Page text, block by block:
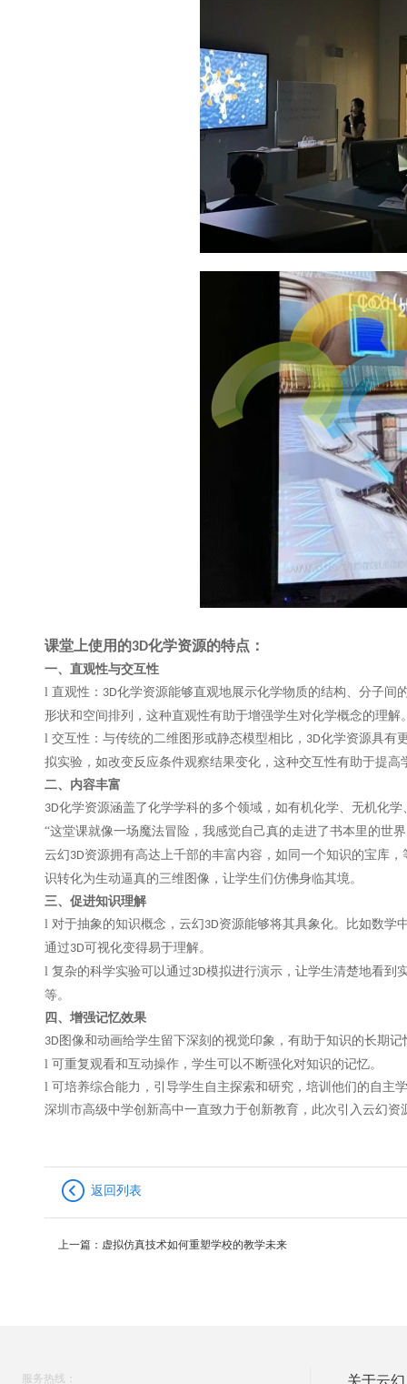
课堂上使用的3D化学资源的特点：
一、直观性与交互性
l 直观性： 3D化学资源能够直观地展示化学物质的结构、分子间
形状和空间排列，这种直观性有助于增强学生对化学概念的理解
l 交互性：与传统的二维图形或静态模型相比， 3D化学资源具有
拟实验，如改变反应条件观察结果变化，这种交互性有助于提高
二、内容丰富
3D化学资源涵盖了化学学科的多个领域，如有机化学、无机化
“这堂课就像一场魔法冒险，我感觉自己真的走进了书本里的世
云幻 3D资源拥有高达上千部的丰富内容，如同一个知识的宝库
识转化为生动逼真的三维图像，让学生们仿佛身临其境。
三、 促进知识理解
l 对于抽象的知识概念，云幻 3D资源能够将其具象化。比如数学
通过3D可视化变得易于理解。
l 复杂的科学实验可以通过3D模拟进行演示，让学生清楚地看到
等。
四、增强记忆效果
3D 图像和动画给学生留下深刻的视觉印象，有助于知识的长期
l 可重复观看和互动操作，学生可以不断强化对知识的记忆。
l 可培养综合能力，引导学生自主探索和研究，培训他们的自主
深圳市高级中学创新高中一直致力于创新教育，此次引入云幻
返回列表
上一篇： 虚拟仿真技术如何重塑学校的教学未来
服务热线： 关于云幻